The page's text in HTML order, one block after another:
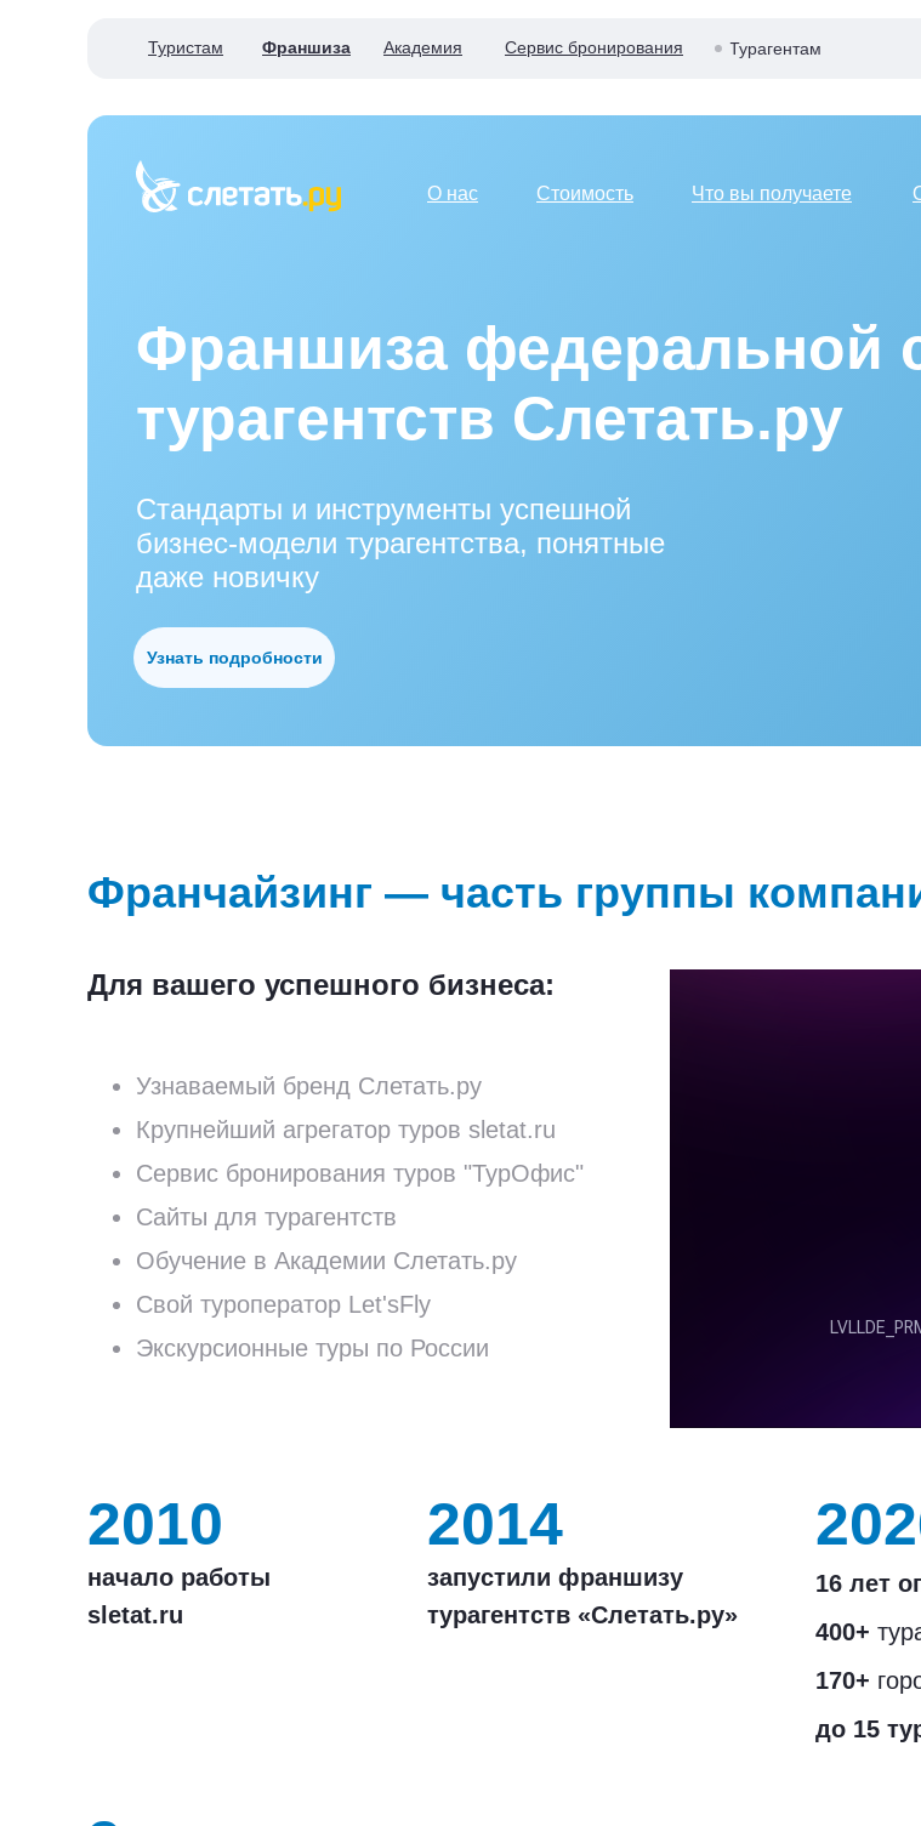
Туристам Франшиза Академия Сервис бронирования Турагентам
О нас
Франшиза федеральной
турагентств Слетать.ру
Стандарты и инструменты успешной
бизнес-модели турагентства, понятные
даже новичку
Стоимость Что вы получаете
Узнать подробности
Узнаваемый бренд Слетать.ру
Крупнейший агрегатор туров sletat.ru
Сервис бронирования туров "ТурОфис"
Сайты для турагентств
Обучение в Академии Слетать.ру
Свой туроператор Let'sFly
Экскурсионные туры по России
Франчайзинг — часть группы
Для вашего успешного бизнеса:
2010 2014
начало работы
sletat.ru
запустили франшизу
турагентств «Слетать.ру»
16 лет
400+
170+
до 15